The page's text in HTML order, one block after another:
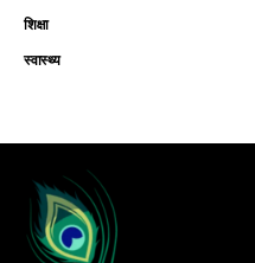
शिक्षा
स्वास्थ्य